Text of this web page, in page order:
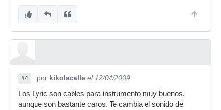
#4 por kikolacalle el 12/04/2009
Los Lyric son cables para instrumento muy buenos,
aunque son bastante caros. Te cambia el sonido del